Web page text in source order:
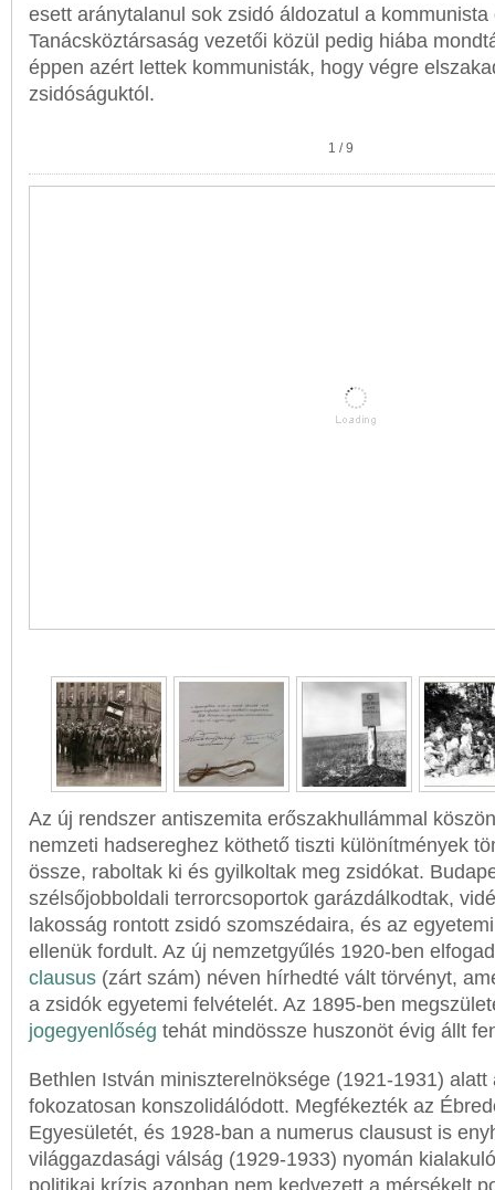
esett aránytalanul sok zsidó áldozatul a
Tanácsköztársaság vezetői közül pedig hiába
éppen azért lettek kommunisták, hogy végre
zsidóságuktól.
1 /9
Az új rendszer antiszemita erőszakhullámmal
nemzeti hadsereghez köthető tiszti különítmények
össze, raboltak ki és gyilkoltak meg zsidókat.
szélsőjobboldali terrorcsoportok garázdálkodtak,
lakosság rontott zsidó szomszédaira, és az
ellenük fordult. Az új nemzetgyűlés 1920-ben
clausus (zárt szám) néven hírhedté vált törvényt,
a zsidók egyetemi felvételét. Az 1895-ben
jogegyenlőség tehát mindössze huszonöt évig állt
Bethlen István miniszterelnöksége (1921-1931) alatt
fokozatosan konszolidálódott. Megfékezték az
Egyesületét, és 1928-ban a numerus clausust is
világgazdasági válság (1929-1933) nyomán
politikai krízis azonban nem kedvezett a mérsékelt